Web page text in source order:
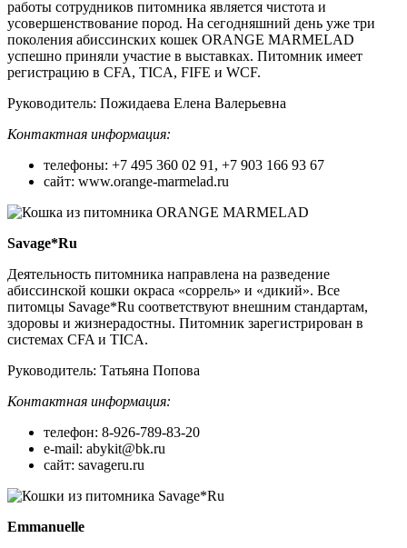
работы сотрудников питомника является чистота и
усовершенствование пород. На сегодняшний день уже три
поколения абиссинских кошек ORANGE MARMELAD
успешно приняли участие в выставках. Питомник имеет
регистрацию в CFA, TICA, FIFE и WCF.
Руководитель: Пожидаева Елена Валерьевна
Контактная информация:
телефоны: +7 495 360 02 91, +7 903 166 93 67
сайт: www.orange-marmelad.ru
Savage*Ru
Деятельность питомника направлена на разведение
абиссинской кошки окраса «соррель» и «дикий». Все
питомцы Savage*Ru соответствуют внешним стандартам,
здоровы и жизнерадостны. Питомник зарегистрирован в
системах CFA и TICA.
Руководитель: Татьяна Попова
Контактная информация:
телефон: 8-926-789-83-20
e-mail: abykit@bk.ru
сайт: savageru.ru
Emmanuelle